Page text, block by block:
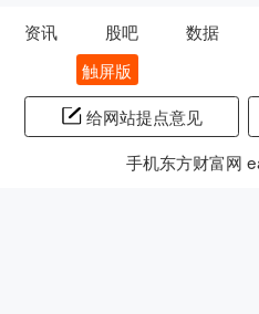
资讯 股吧 数据
触屏版
给网站提点意见
手机东方财富网